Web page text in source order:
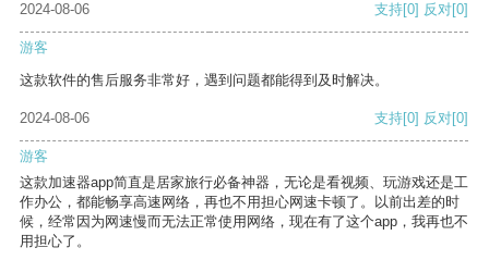
2024-08-06
支持[0] 反对[0]
游客
这款软件的售后服务非常好，遇到问题都能得到及时解决。
2024-08-06 支持[0] 反对[0]
游客
这款加速器app简直是居家旅行必备神器，无论是看视频、玩游戏还是工
作办公，都能畅享高速网络，再也不用担心网速卡顿了。以前出差的时
候，经常因为网速慢而无法正常使用网络，现在有了这个app，我再也不
用担心了。